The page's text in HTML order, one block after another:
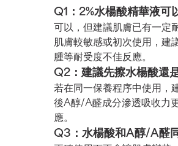
Q1：2%水楊酸精華液
可以，但建議肌膚已有一定
肌膚較敏感或初次使用，建
腫等耐受度不佳反應。
Q2：建議先擦水楊酸還
若在同一保養程序中使用，
後A醇/A醛成分滲透吸收力
應。
Q3：水楊酸和A醇/A醛